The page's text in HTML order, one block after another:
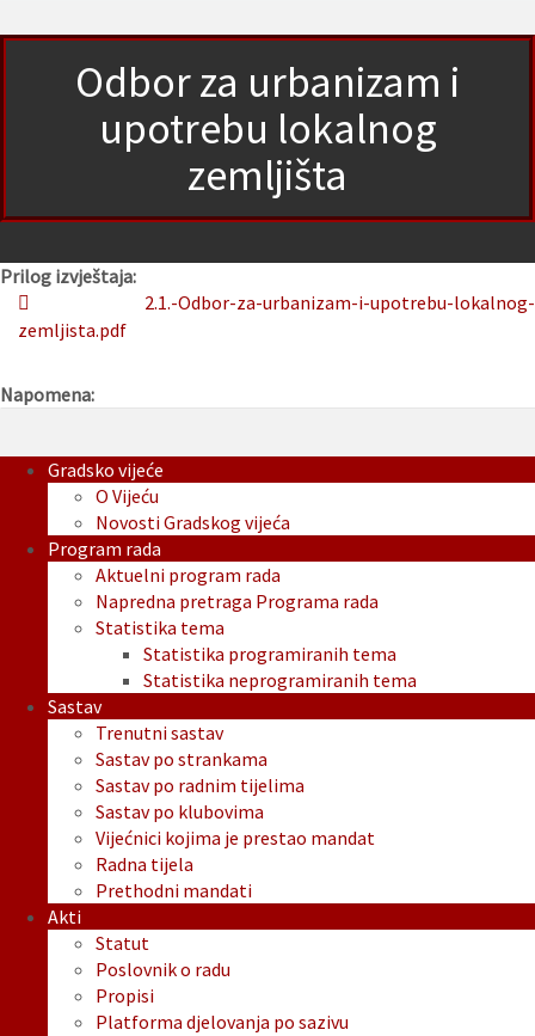
Odbor za urbanizam i
upotrebu lokalnog
zemljišta
Prilog izvještaja:
2.1.-Odbor-za-urbanizam-i-upotrebu-lokalnog-
zemljista.pdf
Napomena:
Gradsko vijeće
O Vijeću
Novosti Gradskog vijeća
Program rada
Aktuelni program rada
Napredna pretraga Programa rada
Statistika tema
Statistika programiranih tema
Statistika neprogramiranih tema
Sastav
Trenutni sastav
Sastav po strankama
Sastav po radnim tijelima
Sastav po klubovima
Vijećnici kojima je prestao mandat
Radna tijela
Prethodni mandati
Akti
Statut
Poslovnik o radu
Propisi
Platforma djelovanja po sazivu